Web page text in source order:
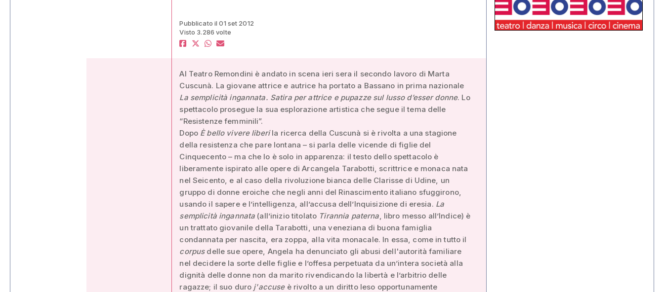
Pubblicato il 01 set 2012
Visto 3.286 volte
Al Teatro Remondini è andato in scena ieri sera il secondo lavoro di Marta
Cuscunà. La giovane attrice e autrice ha portato a Bassano in prima nazionale
La semplicità ingannata. Satira per attrice e pupazze sul lusso d’esser donne. Lo
spettacolo prosegue la sua esplorazione artistica che segue il tema delle
“Resistenze femminili”.
Dopo È bello vivere liberila ricerca della Cuscunà si è rivolta a una stagione
della resistenza che pare lontana – si parla delle vicende di figlie del
Cinquecento – ma che lo è solo in apparenza: il testo dello spettacolo è
liberamente ispirato alle opere di Arcangela Tarabotti, scrittrice e monaca nata
nel Seicento, e al caso della rivoluzione bianca delle Clarisse di Udine, un
gruppo di donne eroiche che negli anni del Rinascimento italiano sfuggirono,
usando il sapere e l’intelligenza, all’accusa dell’Inquisizione di eresia. La
semplicità ingannata (all’inizio titolato Tirannia paterna, libro messo all’Indice) è
un trattato giovanile della Tarabotti, una veneziana di buona famiglia
condannata per nascita, era zoppa, alla vita monacale. In essa, come in tutto il
corpusdelle sue opere, Angela ha denunciato gli abusi dell'autorità familiare
nel decidere la sorte delle figlie e l’offesa perpetuata da un’intera società alla
dignità delle donne non da marito rivendicando la libertà e l’arbitrio delle
ragazze; il suo duro j'accuseè rivolto a un diritto leso opportunamente